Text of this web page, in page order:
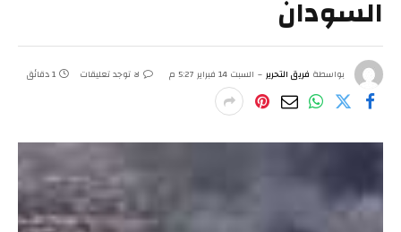
السودان
بواسطة فريق التحرير السبت 14 فبراير 5:27 م لا توجد تعليقات 1 دقائق